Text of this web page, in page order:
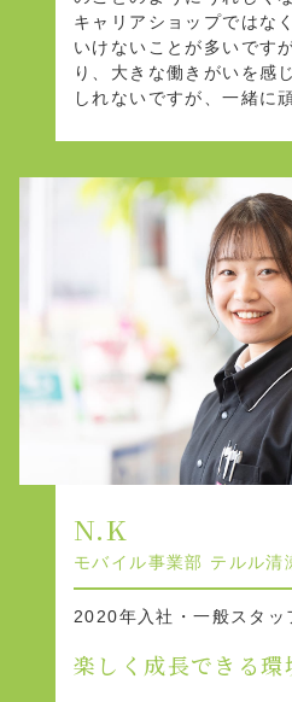
キャリアショップではな
いけないことが多いです
り、大きな働きがいを感
しれないですが、一緒に
N.K
モバイル事業部 テルル清
2020年入社・一般スタッ
楽しく成長できる環